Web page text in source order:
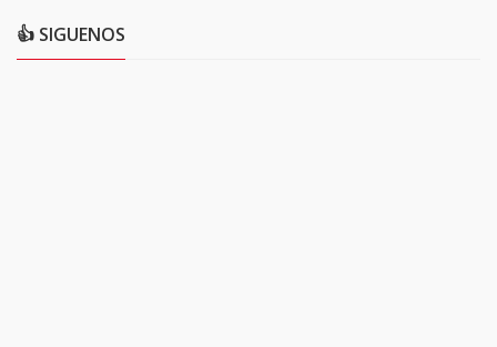
👍 SIGUENOS